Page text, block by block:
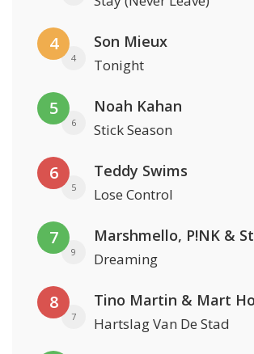
4
4
Son Mieux
Tonight
5
6
Noah Kahan
Stick Season
6
5
Teddy Swims
Lose Control
7
9
Marshmello, P!NK &
Dreaming
8
7
Tino Martin & Mart
Hartslag Van De Stad